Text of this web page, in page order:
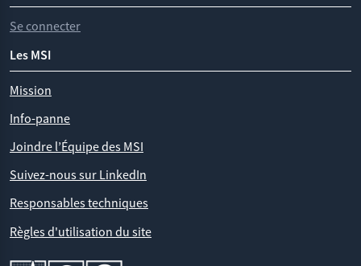
Les MSI
Mission
Info-panne
Joindre l’Équipe des MSI
Suivez-nous sur LinkedIn
Responsables techniques
Règles d'utilisation du site
Se connecter